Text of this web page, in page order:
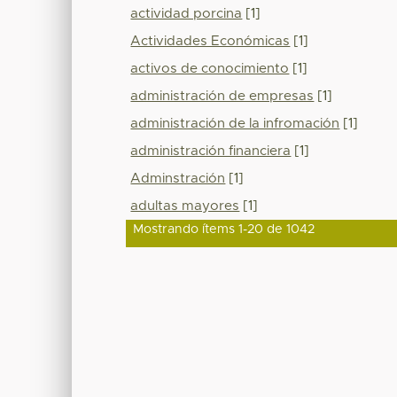
actividad porcina [1]
Actividades Económicas [1]
activos de conocimiento [1]
administración de empresas [1]
administración de la infromación [1]
administración financiera [1]
Adminstración [1]
adultas mayores [1]
Mostrando ítems 1-20 de 1042